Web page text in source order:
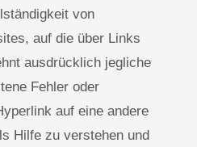
von
auf die über Links
ausdrücklich jegliche
Fehler oder
auf eine andere
Hilfe zu verstehen und